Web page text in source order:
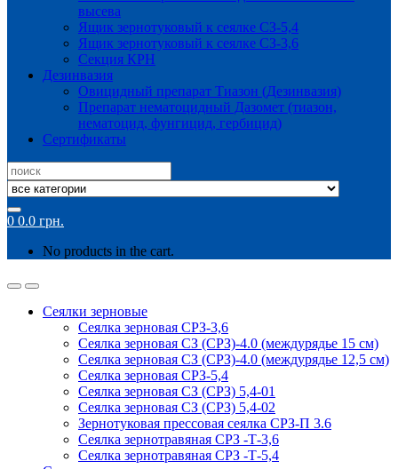
высева
Ящик зернотуковый к сеялке СЗ-5,4
Ящик зернотуковый к сеялке СЗ-3,6
Секция КРН
Дезинвазия
Овицидный препарат Тиазон (Дезинвазия)
Препарат нематоцидный Дазомет (тиазон,
нематоцид, фунгицид, гербицид)
Сертификаты
Search
for:
0 0.0 грн.
No products in the cart.
Сеялки зерновые
Сеялка зерновая СРЗ-3,6
Сеялка зерновая СЗ (СРЗ)-4.0 (междурядье 15 см)
Сеялка зерновая СЗ (СРЗ)-4.0 (междурядье 12,5 см)
Сеялка зерновая СРЗ-5,4
Сеялка зерновая СЗ (СРЗ) 5,4-01
Сеялка зерновая СЗ (СРЗ) 5,4-02
Зернотуковая прессовая сеялка СРЗ-П 3.6
Сеялка зернотравяная СРЗ -Т-3,6
Сеялка зернотравяная СРЗ -Т-5,4